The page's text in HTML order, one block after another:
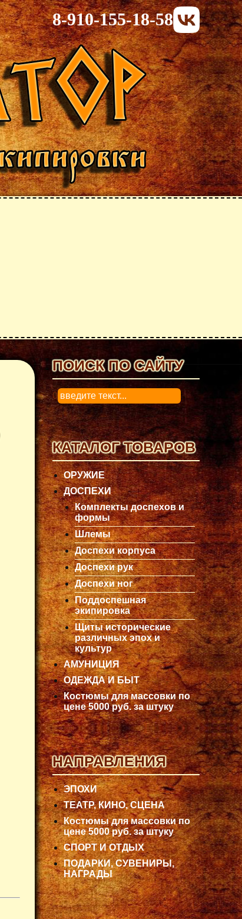
8-910-155-18-58
ПОИСК ПО САЙТУ
0
КАТАЛОГ ТОВАРОВ
ОРУЖИЕ
ДОСПЕХИ
Комплекты доспехов и
формы
Шлемы
Доспехи корпуса
Доспехи рук
Доспехи ног
Поддоспешная
экипировка
Щиты исторические
различных эпох и
культур
АМУНИЦИЯ
ОДЕЖДА И БЫТ
Костюмы для массовки по
цене 5000 руб. за штуку
НАПРАВЛЕНИЯ
ЭПОХИ
ТЕАТР, КИНО, СЦЕНА
Костюмы для массовки по
цене 5000 руб. за штуку
СПОРТ И ОТДЫХ
ПОДАРКИ, СУВЕНИРЫ,
НАГРАДЫ